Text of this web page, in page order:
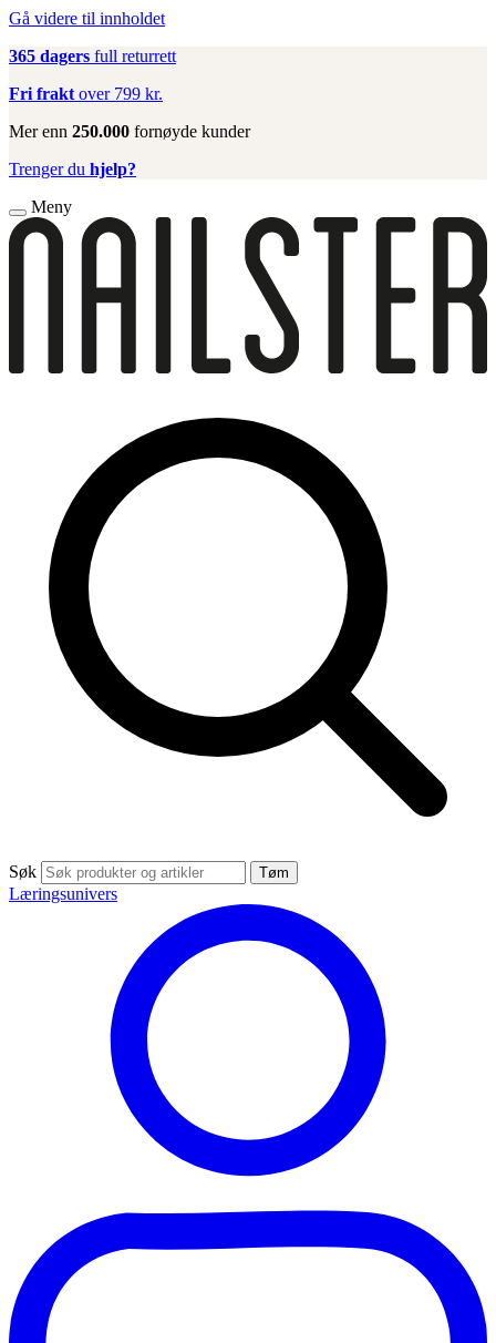
Gå videre til innholdet
365 dagers full returrett
Fri frakt over 799 kr.
Mer enn 250.000 fornøyde kunder
Trenger du hjelp?
Meny
Søk Tøm
Læringsunivers